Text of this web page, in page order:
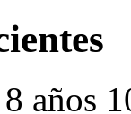
años